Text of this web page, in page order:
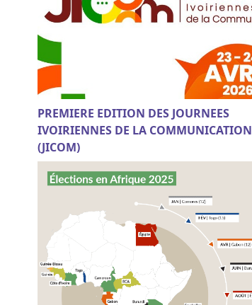
PREMIERE EDITION DES JOURNEES
IVOIRIENNES DE LA COMMUNICATION
(JICOM)